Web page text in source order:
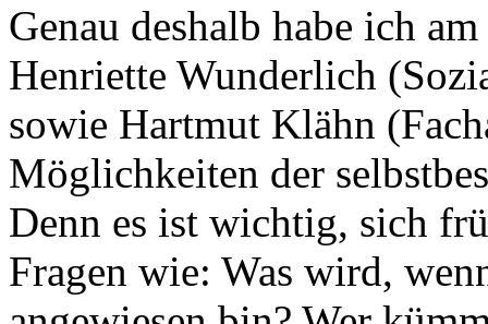
Genau deshalb habe ich
Henriette Wunderlich
sowie Hartmut Klähn
Möglichkeiten der
Denn es ist wichtig, sich
Fragen wie: Was wird,